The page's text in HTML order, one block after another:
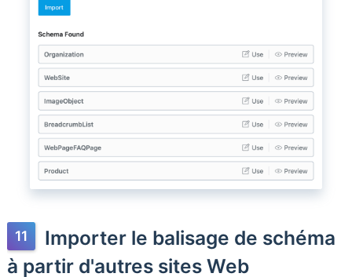
Importer le balisage de schéma
à partir d'autres sites Web